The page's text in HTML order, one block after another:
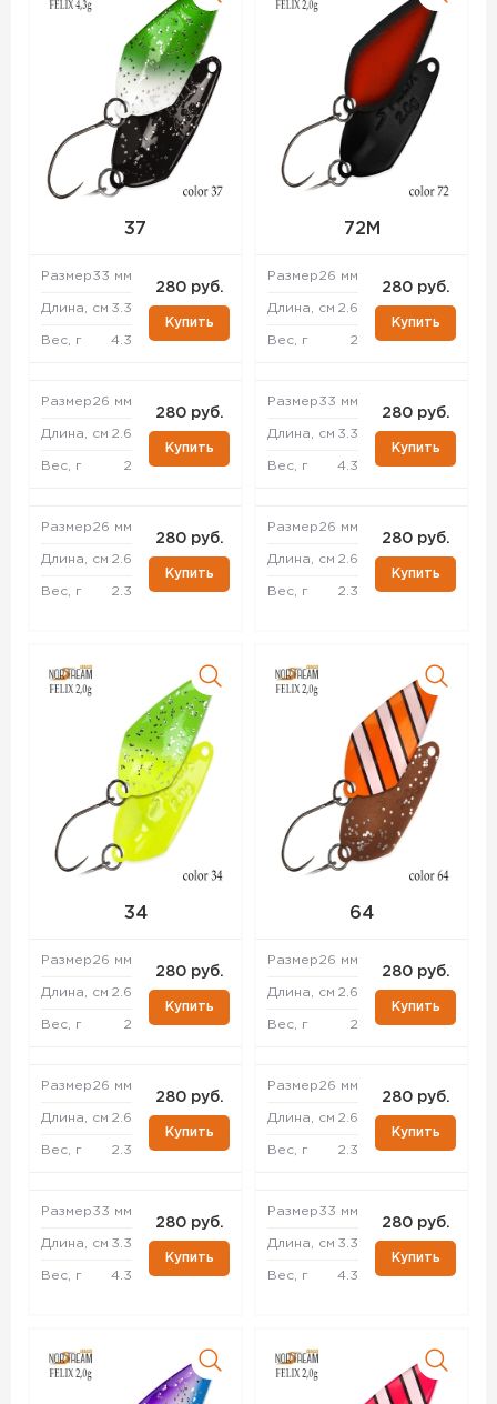
37
Размер33 мм
Длина, см 3.3
Вес, г 4.3
280 руб.
Купить
Размер26 мм
Длина, см 2.6
Вес, г 2
280 руб.
Купить
Размер26 мм
Длина, см 2.6
Вес, г 2.3
280 руб.
Купить
72M
Размер26 мм
Длина, см 2.6
Вес, г 2
280 руб.
Купить
Размер33 мм
Длина, см 3.3
Вес, г 4.3
280 руб.
Купить
Размер26 мм
Длина, см 2.6
Вес, г 2.3
280 руб.
Купить
34
Размер26 мм
Длина, см 2.6
Вес, г 2
280 руб.
Купить
Размер26 мм
Длина, см 2.6
Вес, г 2.3
280 руб.
Купить
Размер33 мм
Длина, см 3.3
Вес, г 4.3
280 руб.
Купить
64
Размер26 мм
Длина, см 2.6
Вес, г 2
280 руб.
Купить
Размер26 мм
Длина, см 2.6
Вес, г 2.3
280 руб.
Купить
Размер33 мм
Длина, см 3.3
Вес, г 4.3
280 руб.
Купить